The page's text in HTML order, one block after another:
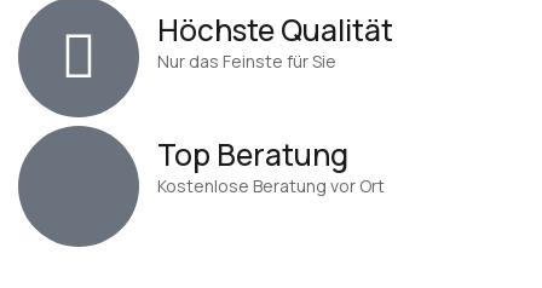
Höchste Qualität
Nur das Feinste für Sie
Top Beratung
Kostenlose Beratung vor Ort